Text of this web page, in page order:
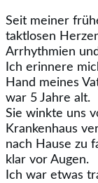
Seit meiner
taktlosen
Arrhythmien
Ich erinnere
Hand meines
war 5 Jahre alt.
Sie winkte uns
Krankenhaus
nach Hause zu
klar vor Augen.
Ich war etwas